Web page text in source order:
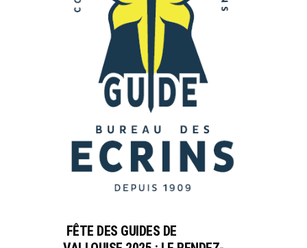
FÊTE DES GUIDES DE